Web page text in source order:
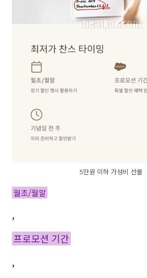
5만원 이하 가성비 선물
월초/월말
,
프로모션 기간
,